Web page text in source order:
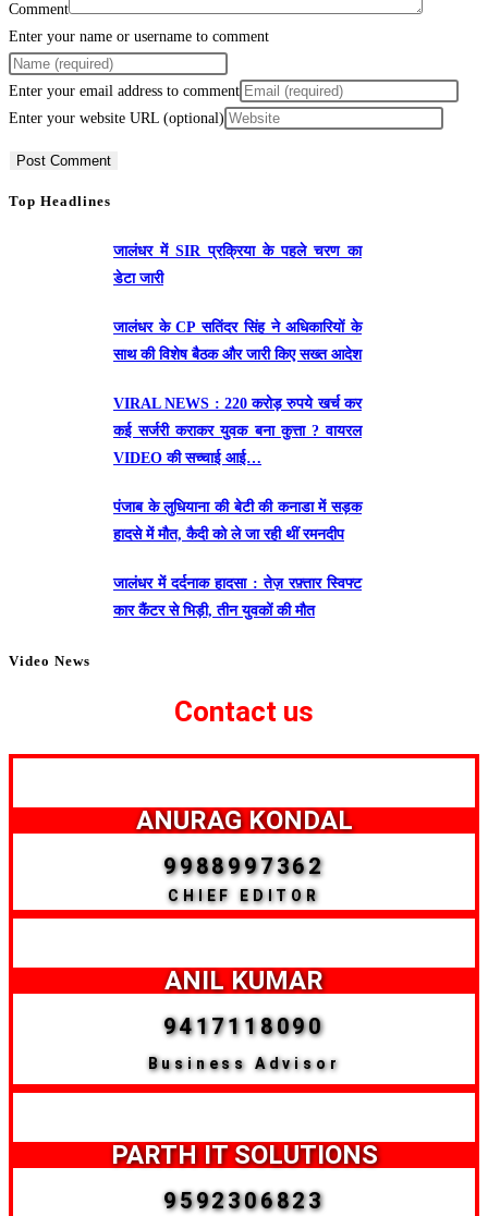
Comment
Enter your name or username to comment
Enter your email address to comment
Enter your website URL (optional)
Top Headlines
जालंधर में SIR प्रक्रिया के पहले चरण का
डेटा जारी
जालंधर के CP सतिंदर सिंह ने अधिकारियों के
साथ की विशेष बैठक और जारी किए सख्त आदेश
VIRAL NEWS : 220 करोड़ रुपये खर्च कर
कई सर्जरी कराकर युवक बना कुत्ता ? वायरल
VIDEO की सच्चाई आई…
पंजाब के लुधियाना की बेटी की कनाडा में सड़क
हादसे में माैत, कैदी को ले जा रही थीं रमनदीप
जालंधर में दर्दनाक हादसा : तेज़ रफ़्तार स्विफ्ट
कार कैंटर से भिड़ी, तीन युवकों की मौत
Video News
Contact us
ANURAG KONDAL
9988997362
CHIEF EDITOR
ANIL KUMAR
9417118090
Business Advisor
PARTH IT SOLUTIONS
9592306823